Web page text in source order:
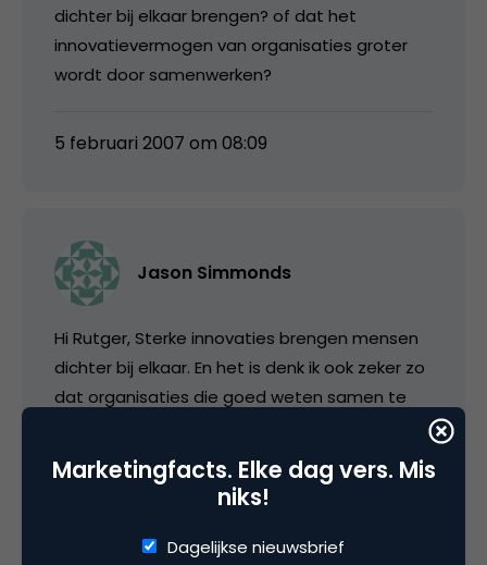
dichter bij elkaar brengen? of dat het
innovatievermogen van organisaties groter
wordt door samenwerken?
5 februari 2007 om 08:09
Jason Simmonds
Hi Rutger, Sterke innovaties brengen mensen
dichter bij elkaar. En het is denk ik ook zeker zo
dat organisaties die goed weten samen te
5 februari 2007 om 08:24
Marketingfacts. Elke dag vers. Mis
niks!
Dagelijkse nieuwsbrief